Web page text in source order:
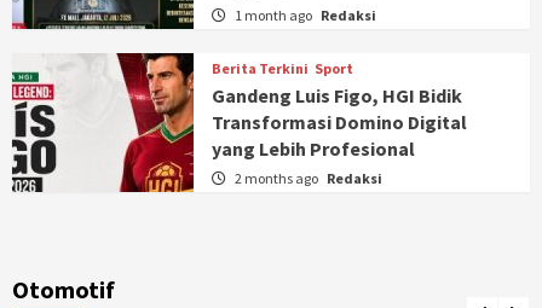
1 month ago Redaksi
Berita Terkini Sport
Gandeng Luis Figo, HGI Bidik
Transformasi Domino Digital
yang Lebih Profesional
2 months ago Redaksi
Otomotif